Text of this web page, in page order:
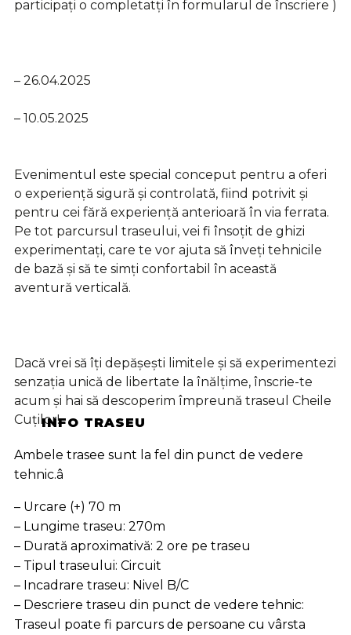
participați o completatți în formularul de înscriere )
– 26.04.2025
– 10.05.2025
Evenimentul este special conceput pentru a oferi
o experiență sigură și controlată, fiind potrivit și
pentru cei fără experiență anterioară în via ferrata.
Pe tot parcursul traseului, vei fi însoțit de ghizi
experimentați, care te vor ajuta să înveți tehnicile
de bază și să te simți confortabil în această
aventură verticală.
Dacă vrei să îți depășești limitele și să experimentezi
senzația unică de libertate la înălțime, înscrie-te
acum și hai să descoperim împreună traseul Cheile
Cuților!INFO TRASEU
Ambele trasee sunt la fel din punct de vedere
tehnic.â
– Urcare (+) 70 m
– Lungime traseu: 270m
– Durată aproximativă: 2 ore pe traseu
– Tipul traseului: Circuit
– Incadrare traseu: Nivel B/C
– Descriere traseu din punct de vedere tehnic:
Traseul poate fi parcurs de persoane cu vârsta